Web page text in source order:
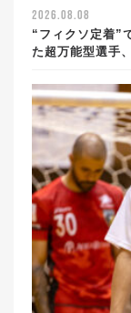
2026.08.08
“フィクソ定着”
た超万能型選手